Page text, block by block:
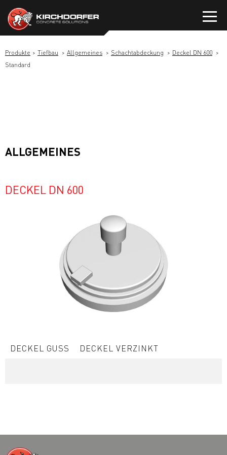
Inhalt
springen
Produkte Tiefbau Allgemeines Schachtabdeckung
Deckel DN 600
Standard
ALLGEMEINES
DECKEL DN 600
DECKEL GUSS DECKEL VERZINKT